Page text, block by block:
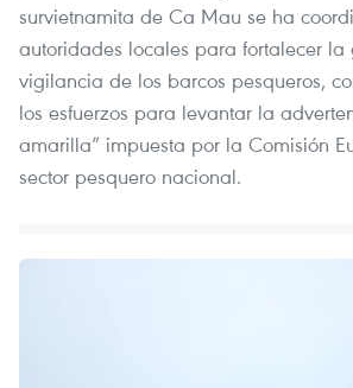
survietnamita de Ca Mau se ha
autoridades locales para fortalecer la
vigilancia de los barcos pesqueros,
los esfuerzos para levantar la
amarilla” impuesta por la Comisión
sector pesquero nacional.